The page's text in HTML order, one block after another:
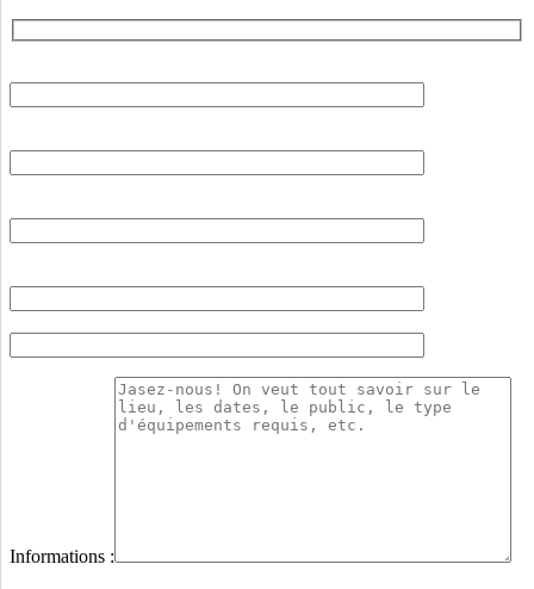
Informations :